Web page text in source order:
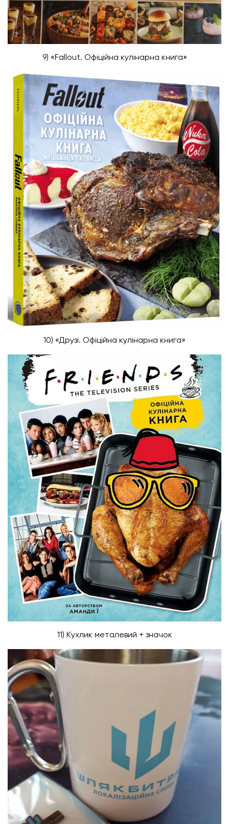
9) «Fallout. Офіційна кулінарна книга»
10) «Друзі. Офіційна кулінарна книга»
11) Кухлик металевий + значок